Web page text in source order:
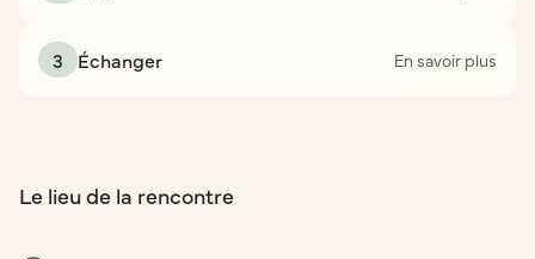
3 Échanger En savoir plus
Le lieu de la rencontre